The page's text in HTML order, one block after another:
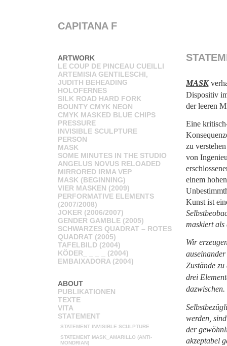
CAPITANA F
ARTWORK
LE COUP DE PINCEAU CUEILLI
ARTEMISIA GENTILESCHI,
JUDITH BEHEADING
HOLOFERNES
SILK ROAD HARD FORK
BOUNTY CMYK NEON
CMYK MASKED BLUE CHIPS
PRESSURE
INVISIBLE SCULPTURE
PERSON
MASK
SOME MINUTES IN THE STUDIO
ANGELUS NOVUS RELOADED
MIRRORED IRMA VEP
MASK (BEGINNING)
VIER MASKEN (2009)
PERFORMATIVE ELEMENTS
(2007/2008)
JOKER (2006/2007)
GENDER GAMBLE (2005)
SCHWARZES QUADRAT – ROTES
QUADRAT (2005)
TAFELBILD (2004)
KÖDER_ _ _ _ (2004)
EMBAIXADORA (2004)
ABOUT
PUBLIKATIONEN
TEXTE
VITA
STATEMENT
STATEMENT INVISIBLE SCULPTURE
STATEMENT MASK_AMARILLO (ANTI-
MONDRIAN)
MASK
Dispositiv
der leeren
Eine
zu
von
einem
Kunst ist
maskiert als
Wir
Zustände
drei
dazwischen.
werden,
der
akzeptabel